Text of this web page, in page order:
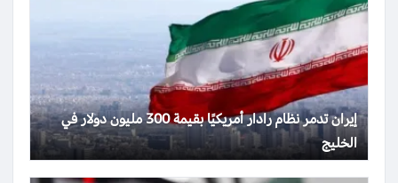
إيران تدمر نظام رادار أمريكيًا بقيمة 300 مليون دولار في
الخليج